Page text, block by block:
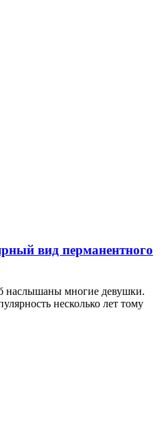
вид перманентного
наслышаны многие девушки.
несколько лет тому